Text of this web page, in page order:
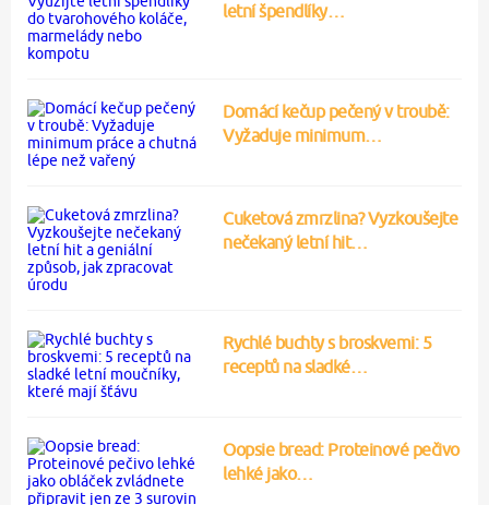
letní špendlíky…
Domácí kečup pečený v troubě:
Vyžaduje minimum…
Cuketová zmrzlina? Vyzkoušejte
nečekaný letní hit…
Rychlé buchty s broskvemi: 5
receptů na sladké…
Oopsie bread: Proteinové pečivo
lehké jako…